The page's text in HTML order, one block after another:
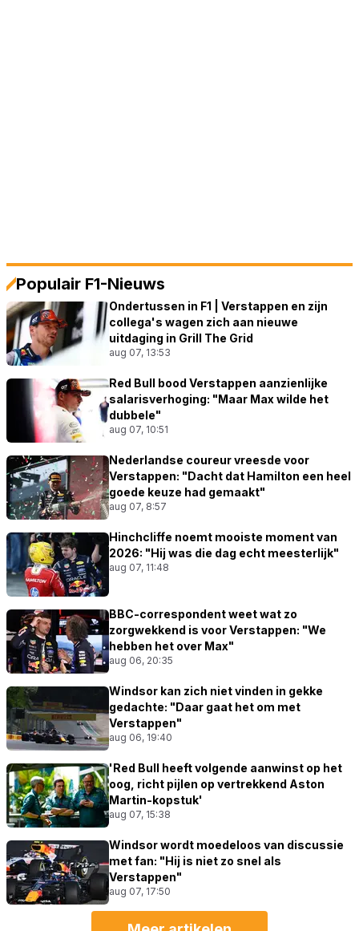
Populair F1-Nieuws
Ondertussen in F1 | Verstappen en zijn
collega's wagen zich aan nieuwe
uitdaging in Grill The Grid
aug 07, 13:53
Red Bull bood Verstappen aanzienlijke
salarisverhoging: "Maar Max wilde het
dubbele"
aug 07, 10:51
Nederlandse coureur vreesde voor
Verstappen: "Dacht dat Hamilton een heel
goede keuze had gemaakt"
aug 07, 8:57
Hinchcliffe noemt mooiste moment van
2026: "Hij was die dag echt meesterlijk"
aug 07, 11:48
BBC-correspondent weet wat zo
zorgwekkend is voor Verstappen: "We
hebben het over Max"
aug 06, 20:35
Windsor kan zich niet vinden in gekke
gedachte: "Daar gaat het om met
Verstappen"
aug 06, 19:40
'Red Bull heeft volgende aanwinst op het
oog, richt pijlen op vertrekkend Aston
Martin-kopstuk'
aug 07, 15:38
Windsor wordt moedeloos van discussie
met fan: "Hij is niet zo snel als
Verstappen"
aug 07, 17:50